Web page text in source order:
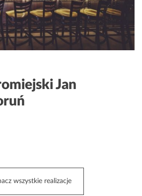
Jan
wszystkie realizacje